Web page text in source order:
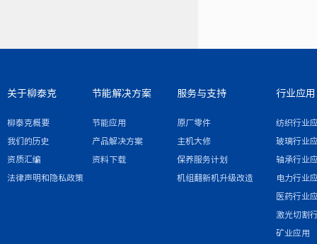
关于柳泰克
柳泰克概要
我们的历史
资质汇编
法律声明和隐私政策
节能解决方案
节能应用
产品解决方案
资料下载
服务与支持
原厂零件
主机大修
保养服务计划
机组翻新机升级改造
行业应用
纺织行业
玻璃行业
轴承行业
电力行业
医药行业
激光切割
矿业应用